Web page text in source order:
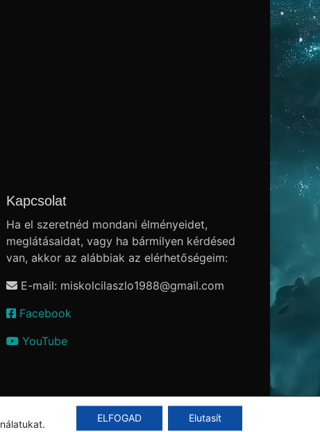
Kapcsolat
Ha el szeretnéd mondani élményeidet,
meglátásaidat, vagy ha bármilyen kérdésed
van, akkor az alábbiak az elérhetőségeim:
E-mail: miskolcilaszlo1988@gmail.com
Facebook
YouTube
ELFOGAD Elutasít